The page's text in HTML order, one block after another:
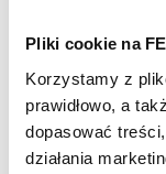
Pliki cookie na
Korzystamy z
prawidłowo, a
dopasować
działania